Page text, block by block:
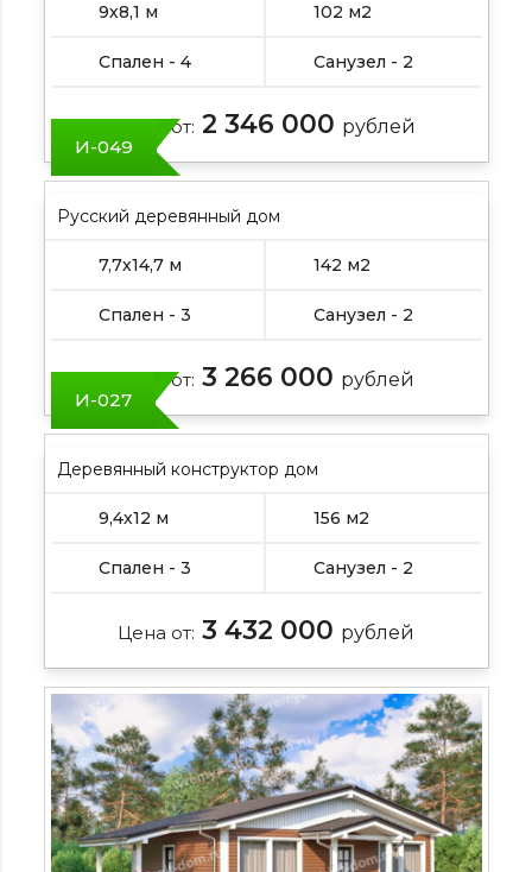
9х8,1 м 102 м2
Спален - 4 Санузел - 2
Цена от: 2 346 000 рублей
И-049
Русский деревянный дом
7,7х14,7 м 142 м2
Спален - 3 Санузел - 2
Цена от: 3 266 000 рублей
И-027
Деревянный конструктор дом
9,4х12 м 156 м2
Спален - 3 Санузел - 2
Цена от: 3 432 000 рублей